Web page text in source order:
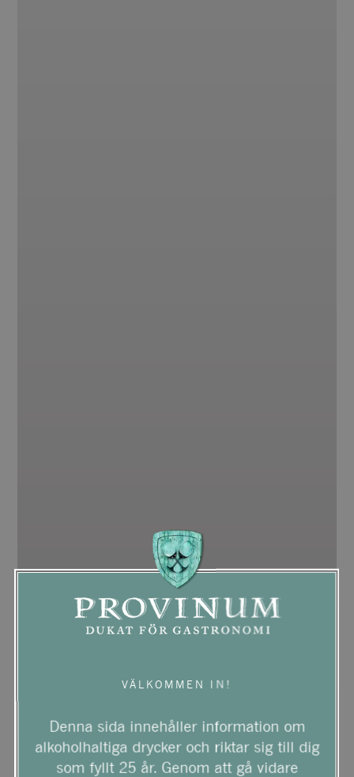
VÄLKOMMEN IN!
Denna sida innehåller information om
alkoholhaltiga drycker och riktar sig till dig
som fyllt 25 år. Genom att gå vidare